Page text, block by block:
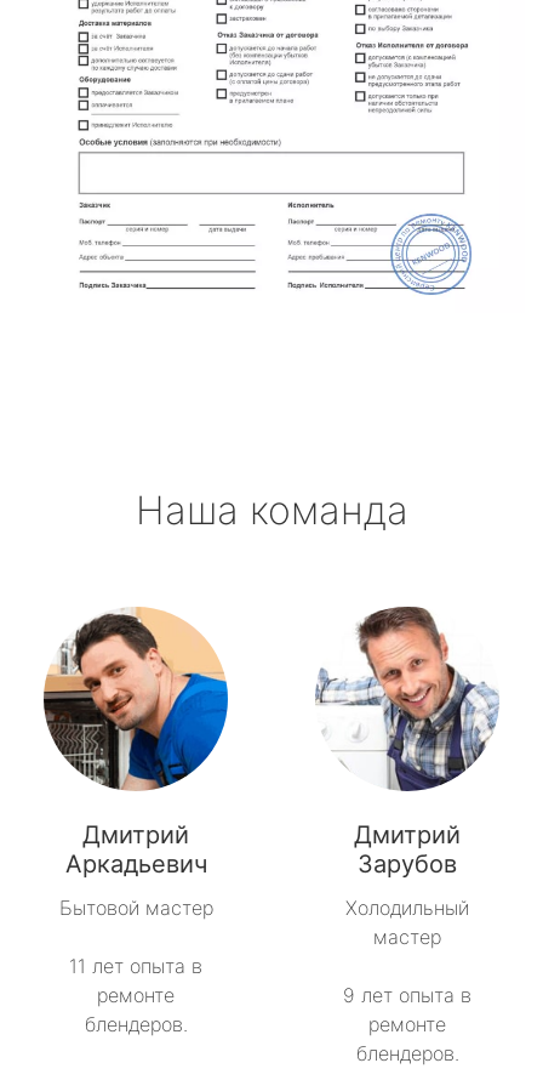
Наша команда
Дмитрий
Аркадьевич
Бытовой мастер
11 лет опыта в
ремонте
блендеров.
Дмитрий
Зарубов
Холодильный
мастер
9 лет опыта в
ремонте
блендеров.